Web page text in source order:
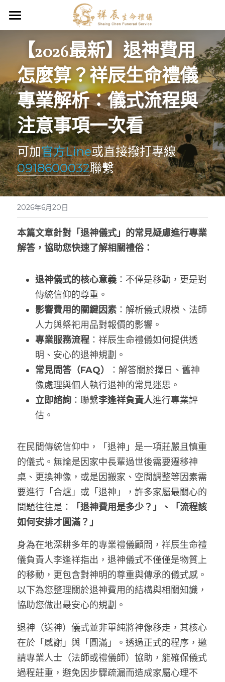
祥辰生命禮儀公司、葬儀社
禮儀服務項目
臨終規劃
聯合奠祭$40,000
中式禮儀契約
佛道教/民間信仰
環保葬$46,000
簡約型契約＄63,000
平安型契約＄87,000
吉祥型契約＄117,000
藥懺型契約＄180,000
禮儀Q&A
退神送祖先儀式
起掘（撿骨/撿金）遷葬服務
寵物火化
祥辰禮儀學苑
祥辰生命團隊
聯絡祥辰
【2026最新】退神費用
怎麼算？祥辰生命禮儀
專業解析：儀式流程與
注意事項一次看
可加官方Line或直接撥打專線
0918600032聯繫
2026年6月20日
本篇文章針對「退神儀式」的常見疑慮進行專業
解答，協助您快速了解相關禮俗：
退神儀式的核心意義 ：不僅是移動，更是對
傳統信仰的尊重。
影響費用的關鍵因素 ：解析儀式規模、法師
人力與祭祀用品對報價的影響。
專業服務流程 ：祥辰生命禮儀如何提供透
明、安心的退神規劃。
常見問答（FAQ）
：解答關於擇日、舊神
像處理與個人執行退神的常見迷思。
立即諮詢 ：聯繫李逢祥負責人進行專業評
估。
在民間傳統信仰中，「退神」是一項莊嚴且慎重
的儀式。無論是因家中長輩過世後需要遷移神
桌、更換神像，或是因搬家、空間調整等因素需
要進行「合爐」或「退神」，許多家屬最關心的
問題往往是：
「退神費用是多少？」、「流程該
如何安排才圓滿？」
身為在地深耕多年的專業禮儀顧問，祥辰生命禮
儀負責人李逢祥指出，退神儀式不僅僅是物質上
的移動，更包含對神明的尊重與傳承的儀式感。
以下為您整理關於退神費用的結構與相關知識，
協助您做出最安心的規劃。
退神（送神）儀式並非單純將神像移走，其核心
在於「感謝」與「圓滿」。透過正式的程序，邀
請專業人士（法師或禮儀師）協助，能確保儀式
過程莊重，避免因步驟疏漏而造成家屬心理不